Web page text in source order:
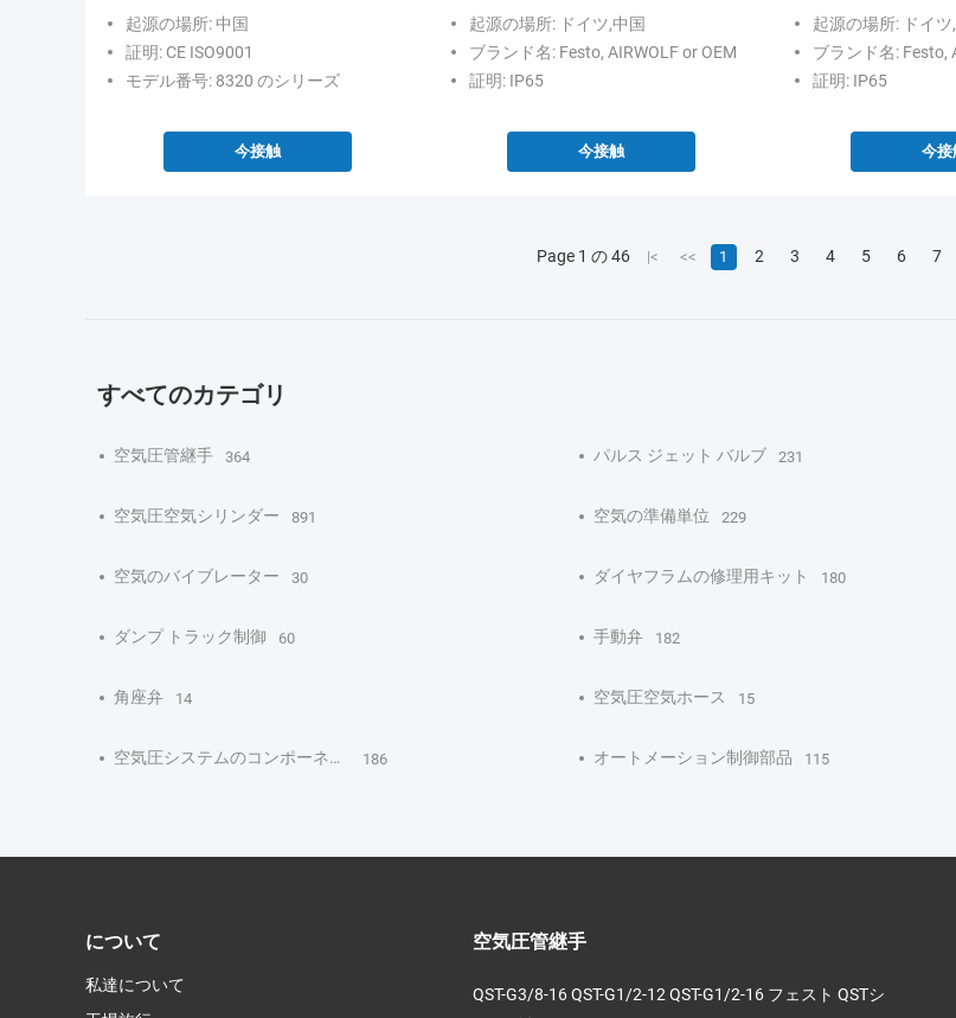
通閉鎖したノーマル・オープン
起源の場所: 中国
証明: CE ISO9001
モデル番号: 8320 のシリーズ
今接触
起源の場所: ドイツ,中国
ブランド名: Festo, AIRWOLF or OEM
証明: IP65
今接触
ースジェットパル
起源の場所: ドイツ
ブランド名: Festo,
証明: IP65
今接
Page 1 の 46 |< << 1 2 3 4 5 6 7
すべてのカテゴリ
空気圧管継手 364 パルス ジェット バルブ 231
空気圧空気シリンダー 891 空気の準備単位 229
空気のバイブレーター 30 ダイヤフラムの修理用キット 180
ダンプ トラック制御 60 手動弁 182
角座弁 14 空気圧空気ホース 15
空気圧システムのコンポーネント 186 オートメーション制御部品 115
について
私達について
空気圧管継手
QST-G3/8-16 QST-G1/2-12 QST-G1/2-16 フェスト QSTシ